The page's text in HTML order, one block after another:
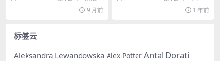
9 月前
1 年前
标签云
Aleksandra Lewandowska Alex Potter Antal Dorati